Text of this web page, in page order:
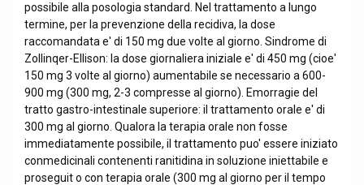
possibile alla posologia standard. Nel trattamento a lungo
termine, per la prevenzione della recidiva, la dose
raccomandata e' di 150 mg due volte al giorno. Sindrome di
Zollinqer-Ellison: la dose giornaliera iniziale e' di 450 mg (cioe'
150 mg 3 volte al giorno) aumentabile se necessario a 600-
900 mg (300 mg, 2-3 compresse al giorno). Emorragie del
tratto gastro-intestinale superiore: il trattamento orale e' di
300 mg al giorno. Qualora la terapia orale non fosse
immediatamente possibile, il trattamento puo' essere iniziato
conmedicinali contenenti ranitidina in soluzione iniettabile e
proseguit o con terapia orale (300 mg al giorno per il tempo